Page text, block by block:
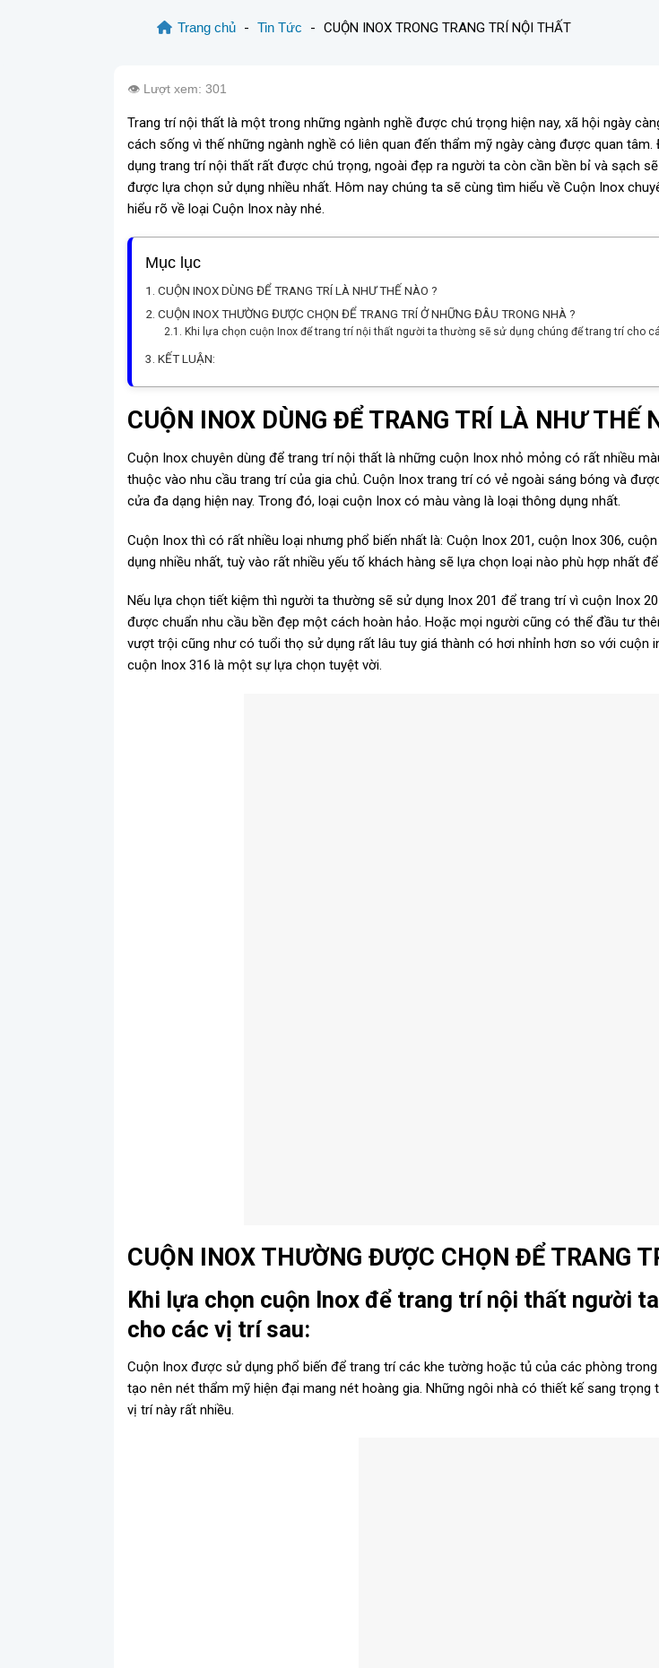
Trang chủ - Tin Tức - CUỘN INOX TRONG TRANG TRÍ NỘI THẤT
👁️ Lượt xem: 301
Trang trí nội thất là một trong những ngành nghề được chú trọng hiện nay, xã hội ngày
cách sống vì thế những ngành nghề có liên quan đến thẩm mỹ ngày càng được quan
dụng trang trí nội thất rất được chú trọng, ngoài đẹp ra người ta còn cần bền bỉ và sạch
được lựa chọn sử dụng nhiều nhất. Hôm nay chúng ta sẽ cùng tìm hiểu về Cuộn Inox
hiểu rõ về loại Cuộn Inox này nhé.
Mục lục
CUỘN INOX DÙNG ĐỂ TRANG TRÍ LÀ NHƯ THẾ NÀO ?
CUỘN INOX THƯỜNG ĐƯỢC CHỌN ĐỂ TRANG TRÍ Ở NHỮNG ĐÂU TRONG NHÀ ?
Khi lựa chọn cuộn Inox để trang trí nội thất người ta thường sẽ sử dụng chúng để trang trí cho
KẾT LUẬN:
CUỘN INOX DÙNG ĐỂ TRANG TRÍ LÀ NHƯ THẾ
Cuộn Inox chuyên dùng để trang trí nội thất là những cuộn Inox nhỏ mỏng có rất nhiều
thuộc vào nhu cầu trang trí của gia chủ. Cuộn Inox trang trí có vẻ ngoài sáng bóng và
cửa đa dạng hiện nay. Trong đó, loại cuộn Inox có màu vàng là loại thông dụng nhất.
Cuộn Inox thì có rất nhiều loại nhưng phổ biến nhất là: Cuộn Inox 201, cuộn Inox 306,
dụng nhiều nhất, tuỳ vào rất nhiều yếu tố khách hàng sẽ lựa chọn loại nào phù hợp nhất
Nếu lựa chọn tiết kiệm thì người ta thường sẽ sử dụng Inox 201 để trang trí vì cuộn Inox
được chuẩn nhu cầu bền đẹp một cách hoàn hảo. Hoặc mọi người cũng có thể đầu tư
vượt trội cũng như có tuổi thọ sử dụng rất lâu tuy giá thành có hơi nhỉnh hơn so với
cuộn Inox 316 là một sự lựa chọn tuyệt vời.
CUỘN INOX THƯỜNG ĐƯỢC CHỌN ĐỂ TRANG
Khi lựa chọn cuộn Inox để trang trí nội thất người
cho các vị trí sau:
Cuộn Inox được sử dụng phổ biến để trang trí các khe tường hoặc tủ của các phòng
tạo nên nét thẩm mỹ hiện đại mang nét hoàng gia. Những ngôi nhà có thiết kế sang
vị trí này rất nhiều.